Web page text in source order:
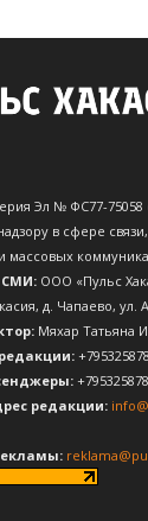
Эл № ФС77-75058
в сфере
массовых
СМИ: ООО «Пульс
д. Чапаево, ул.
Мяхар Татьяна
редакции: